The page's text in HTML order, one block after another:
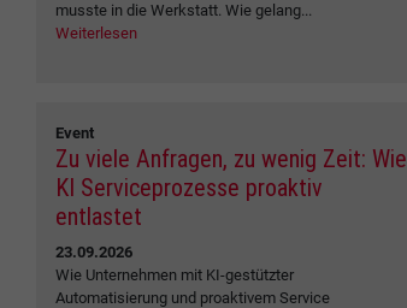
musste in die Werkstatt. Wie gelang...
Weiterlesen
Event
Zu viele Anfragen, zu wenig Zeit: Wie
KI Serviceprozesse proaktiv
entlastet
23.09.2026
Wie Unternehmen mit KI-gestützter
Automatisierung und proaktivem Service